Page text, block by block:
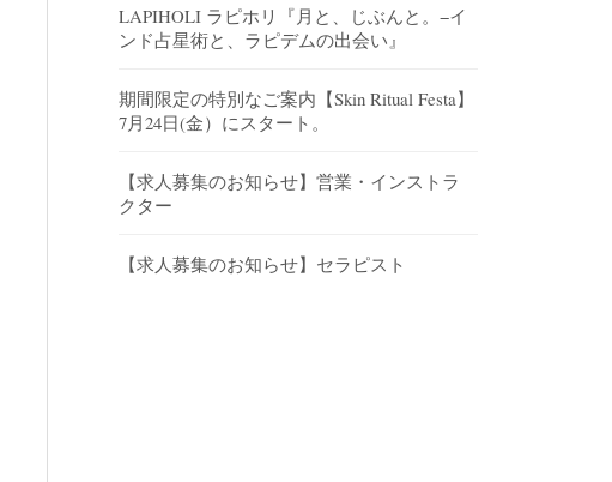
LAPIHOLI ラピホリ『月と、じぶんと。−イ
ンド占星術と、ラピデムの出会い』
期間限定の特別なご案内【Skin Ritual Festa】
7月24日(金）にスタート。
【求人募集のお知らせ】営業・インストラ
クター
【求人募集のお知らせ】セラピスト